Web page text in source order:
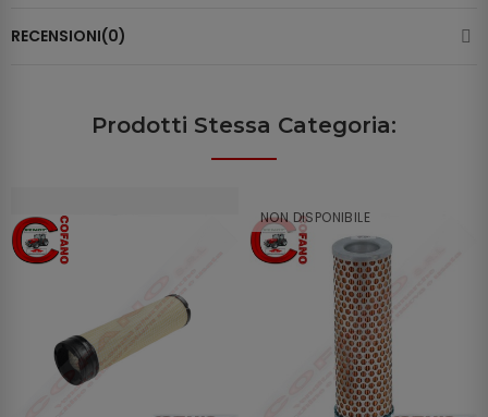
RECENSIONI(0)
Prodotti Stessa Categoria:
NON DISPONIBILE